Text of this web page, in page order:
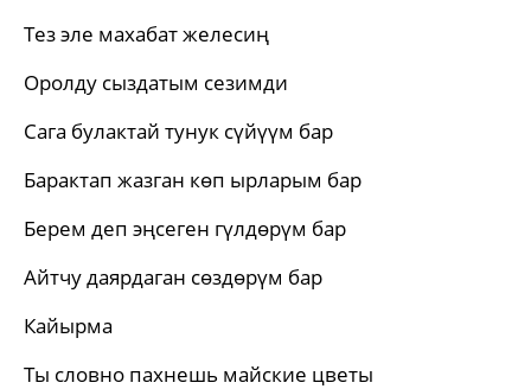
Тез эле махабат желесиң
Оролду сыздатым сезимди
Сага булактай тунук сүйүүм бар
Барактап жазган көп ырларым бар
Берем деп эңсеген гүлдөрүм бар
Айтчу даярдаган сөздөрүм бар
Кайырма
Ты словно пахнешь майские цветы